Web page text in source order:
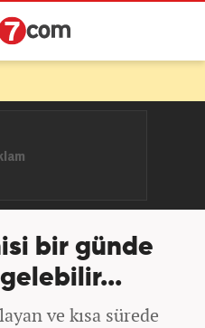
bir günde
ve kısa sürede